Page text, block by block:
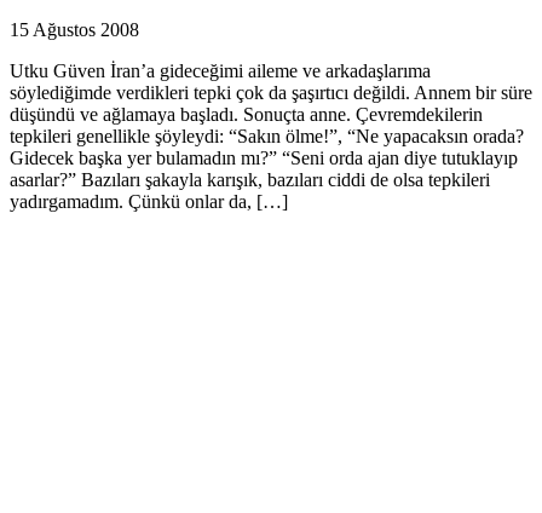
15 Ağustos 2008
Utku Güven İran’a gideceğimi aileme ve arkadaşlarıma
söylediğimde verdikleri tepki çok da şaşırtıcı değildi. Annem bir süre
düşündü ve ağlamaya başladı. Sonuçta anne. Çevremdekilerin
tepkileri genellikle şöyleydi: “Sakın ölme!”, “Ne yapacaksın orada?
Gidecek başka yer bulamadın mı?” “Seni orda ajan diye tutuklayıp
asarlar?” Bazıları şakayla karışık, bazıları ciddi de olsa tepkileri
yadırgamadım. Çünkü onlar da, […]